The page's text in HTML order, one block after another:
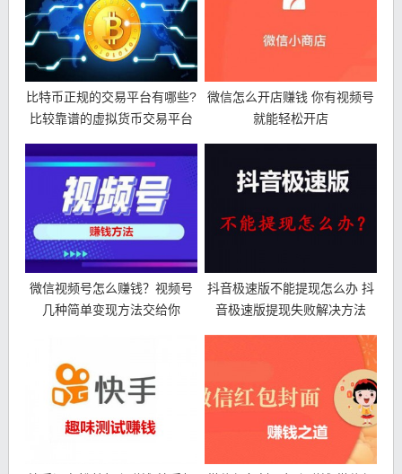
比特币正规的交易平台有哪些?
比较靠谱的虚拟货币交易平台
微信怎么开店赚钱 你有视频号
就能轻松开店
微信视频号怎么赚钱？视频号
几种简单变现方法交给你
抖音极速版不能提现怎么办 抖
音极速版提现失败解决方法